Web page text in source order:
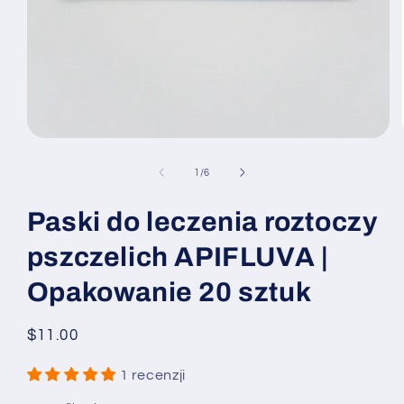
modalnym
1 /z6
Paski do leczenia roztoczy
pszczelich APIFLUVA |
Opakowanie 20 sztuk
Cena
$11.00
1 recenzji